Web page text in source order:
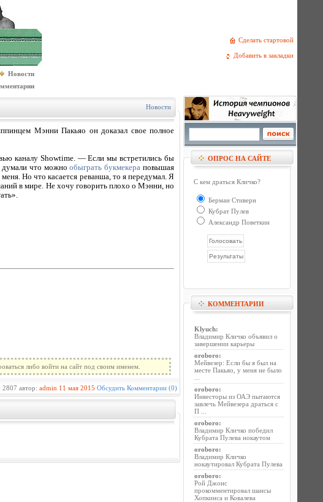
Сделать стартовой
Добавить в закладки
Новости
Новости
Мэнни Пакьяо он доказал свое полное
каналу Showtime. — Если мы встретились бы
думали что можнообыграть букмекера повышая
Но что касается реванша, то я передумал. Я
в мире. Не хочу говорить плохо о Мэнни, но
либо войти на сайт под своим именем.
автор: admin 11 мая 2015 Обсудить Комментарии (0)
ОПРОС НА САЙТЕ
С кем драться Кличко?
Берман Стиверн
Кубрат Пулев
Александр Поветкин
КОММЕНТАРИИ
Klyuch:
Владимир Кличко объявил о
завершении карьеры
oroboro:
Мейвезер: Если бы я был на
месте Пакьяо, у меня не было
oroboro:
Инвесторы из ОАЭ пытаются
завлечь Мейвезера драться с
П ...
oroboro:
Владимир Кличко победил
Кубрата Пулева нокаутом
oroboro:
Владимир Кличко
нокаутировал Кубрата Пулева
oroboro:
Рой Джонс
прокомментировал шансы
Хопкинса и Ковалева